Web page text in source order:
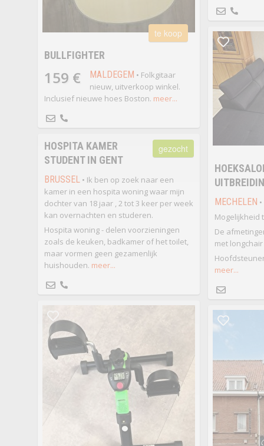
te koop
BULLFIGHTER
159 € MALDEGEM • Folkgitaar
nieuw, uitverkoop winkel.
Inclusief nieuwe hoes Boston. meer...
MECHELEN
Mogelijkheid
De
met longchair
meer...
gezocht
HOSPITA KAMER
STUDENT IN GENT
BRUSSEL• Ik ben op zoek naar een
kamer in een hospita woning waar mijn
dochter van 18 jaar , 2 tot 3 keer per week
kan overnachten en studeren.
Hospita woning - delen voorzieningen
zoals de keuken, badkamer of het toilet,
maar vormen geen gezamenlijk
huishouden. meer...